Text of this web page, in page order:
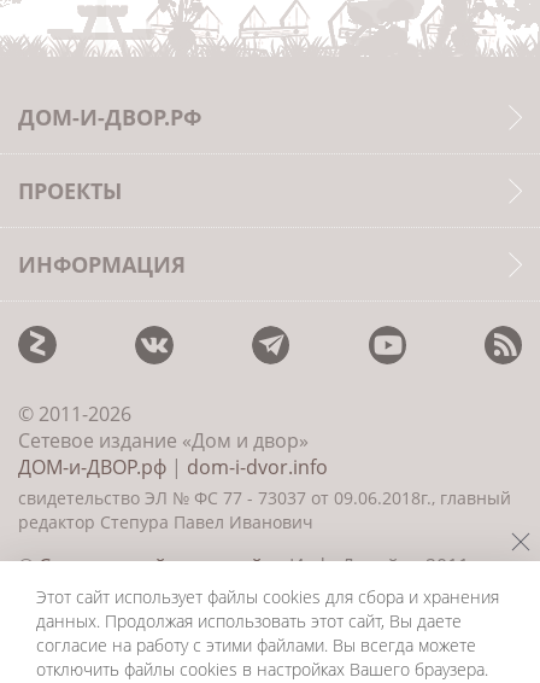
ДОМ-И-ДВОР.РФ
ПРОЕКТЫ
ИНФОРМАЦИЯ
© 2011-2026
Сетевое издание «Дом и двор»
ДОМ-и-ДВОР.рф | dom-i-dvor.info
свидетельство ЭЛ № ФС 77 - 73037 от 09.06.2018г., главный
редактор Степура Павел Иванович
©Создание сайта и дизайн«ИнфоДизайн» 2011—
2026
Этот сайт использует файлы cookies для сбора и хранения
данных. Продолжая использовать этот сайт, Вы даете
согласие на работу с этими файлами. Вы всегда можете
отключить файлы cookies в настройках Вашего браузера.